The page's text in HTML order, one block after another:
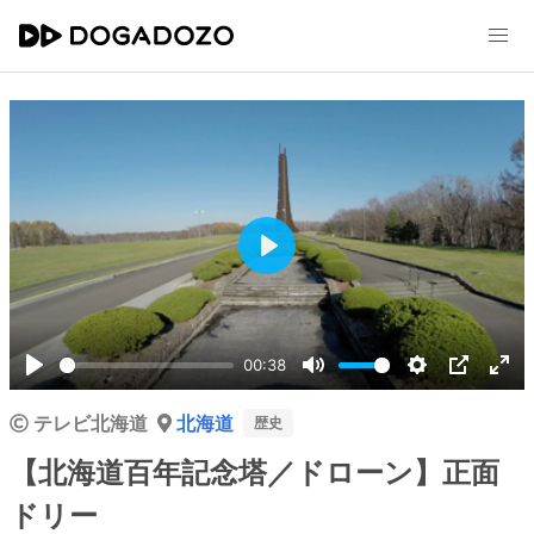
Play
00:38
Mute Settings
PIP
Play
テレビ北海道 北海道 歴史
【北海道百年記念塔／ドローン】正面
ドリー